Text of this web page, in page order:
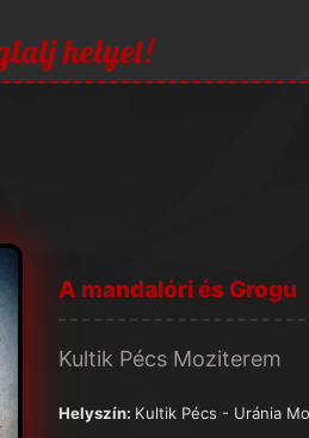
helyet!
A mandalóri és Grogu
Kultik Pécs Moziterem
Helyszín: Kultik Pécs - Uránia